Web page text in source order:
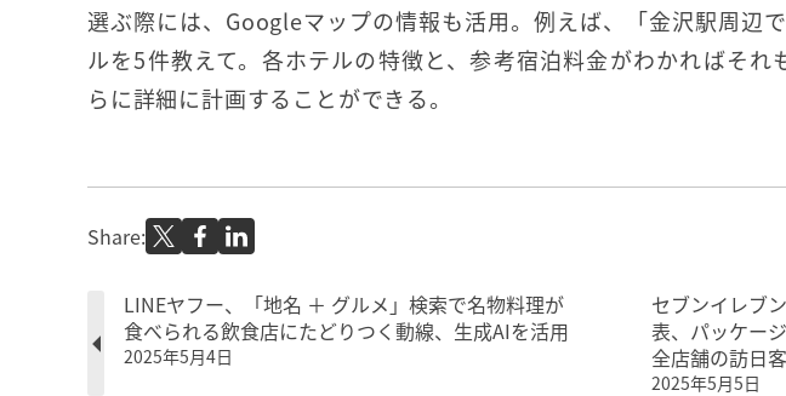
選ぶ際には、Googleマップの情報も活用。例えば、「金沢駅周辺
ルを5件教えて。各ホテルの特徴と、参考宿泊料金がわかればそれ
らに詳細に計画することができる。
Share:
LINEヤフー、「地名 ＋ グルメ」検索で名物料理が
食べられる飲食店にたどりつく動線、生成AIを活用
2025年5月4日
セブンイレブ
表、パッケー
全店舗の訪日
2025年5月5日